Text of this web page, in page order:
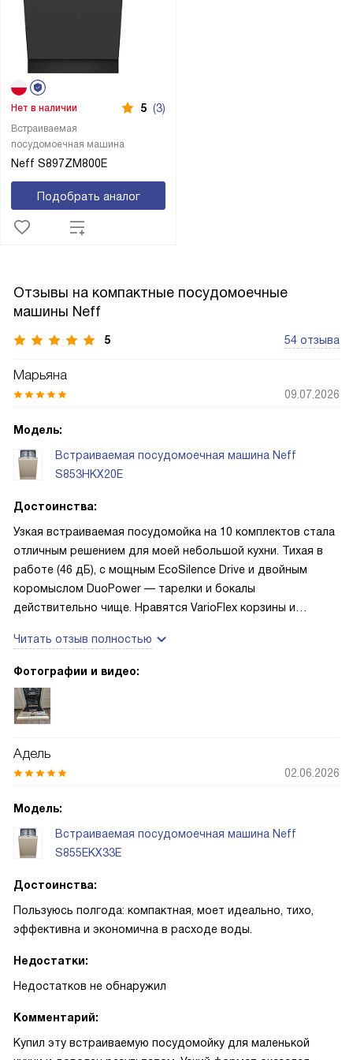
Встраиваемая
посудомоечная машина
Neff S897ZM800E
Нет в наличии 5 (3)
Подобрать аналог
Отзывы на компактные посудомоечные
машины Neff
5 54 отзыва
Марьяна
09.07.2026
Модель:
Встраиваемая посудомоечная машина Neff
S853HKX20E
Достоинства:
Узкая встраиваемая посудомойка на 10 комплектов стала
отличным решением для моей небольшой кухни. Тихая в
работе (46 дБ), с мощным EcoSilence Drive и двойным
коромыслом DuoPower — тарелки и бокалы
действительно чище. Нравятся VarioFlex корзины и
распознавание «3 в 1» — таблетки расходуются экономно.
Есть ускорение VarioSpeed Plus, IntensiveZone и
приложение Home Connect и инфосвет InfoLight. Полный
AquaStop успокаивает насчёт протечек
Читать отзыв полностью
Фотографии и видео:
Адель
02.06.2026
Модель:
Встраиваемая посудомоечная машина Neff
S855EKX33E
Достоинства:
Пользуюсь полгода: компактная, моет идеально, тихо,
эффективна и экономична в расходе воды.
Недостатки:
Недостатков не обнаружил
Комментарий:
Купил эту встраиваемую посудомойку для маленькой